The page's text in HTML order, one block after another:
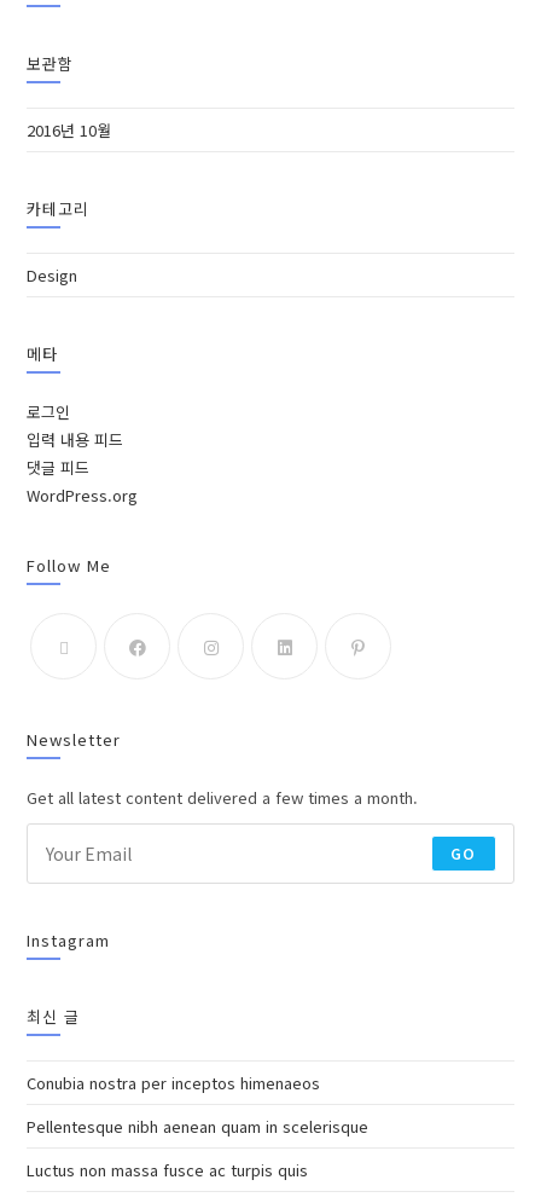
보관함
2016년 10월
카테고리
Design
메타
로그인
입력 내용 피드
댓글 피드
WordPress.org
Follow Me
Newsletter
Get all latest content delivered a few times a month.
GO
Instagram
최신 글
Conubia nostra per inceptos himenaeos
Pellentesque nibh aenean quam in scelerisque
Luctus non massa fusce ac turpis quis